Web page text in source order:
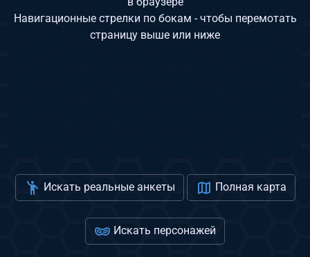
Навигационные стрелки по бокам - чтобы перемотать
страницу выше или ниже
Искать реальные анкеты Полная карта
Искать персонажей